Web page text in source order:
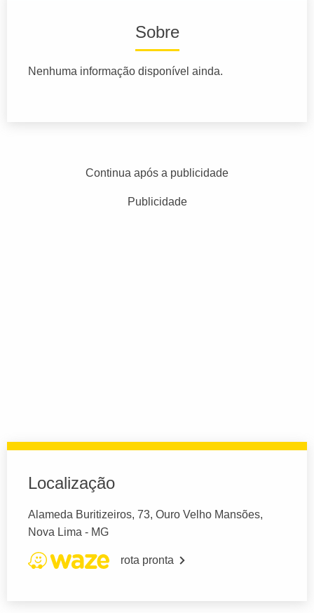
Sobre
Nenhuma informação disponível ainda.
Continua após a publicidade
Publicidade
Localização
Alameda Buritizeiros, 73, Ouro Velho Mansões,
Nova Lima - MG
rota pronta